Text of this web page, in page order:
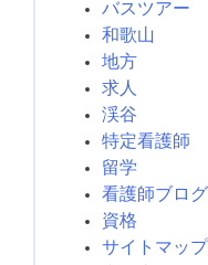
バスツアー
和歌山
地方
求人
渓谷
特定看護師
留学
看護師ブログ
資格
サイトマップ